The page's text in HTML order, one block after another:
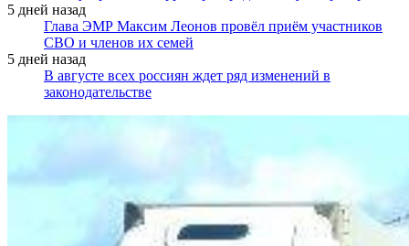
5 дней назад
Глава ЭМР Максим Леонов провёл приём участников
СВО и членов их семей
5 дней назад
В августе всех россиян ждет ряд изменений в
законодательстве